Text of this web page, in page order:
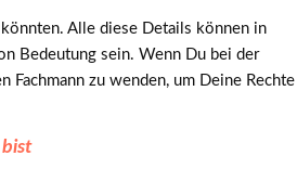
Alle diese Details können in
Bedeutung sein. Wenn Du bei der
zu wenden, um Deine Rechte
bist